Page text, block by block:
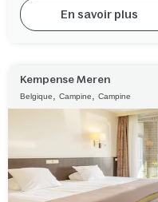
En savoir plus
Kempense Meren
Belgique Campine Campine